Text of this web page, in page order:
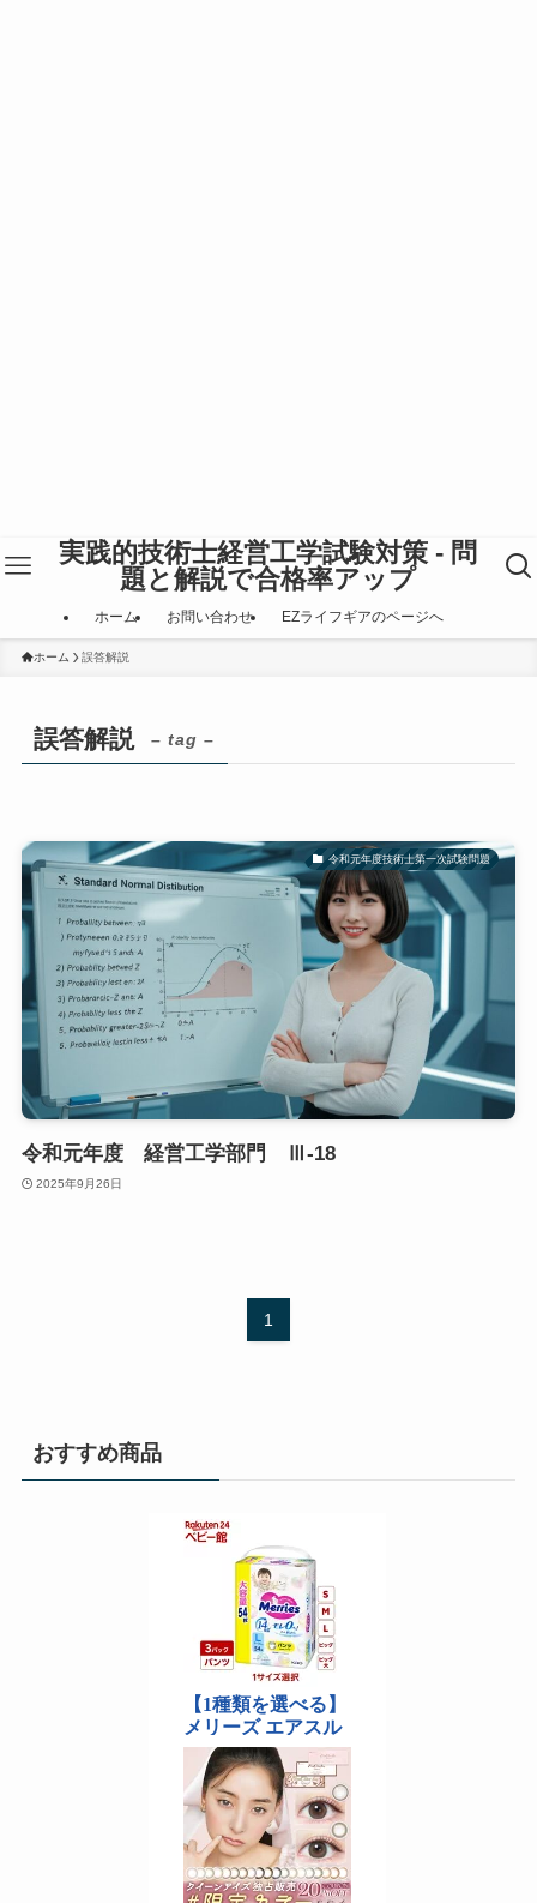
実践的技術士経営工学試験対策 - 問
題と解説で合格率アップ
ホーム お問い合わせ EZライフギアのページへ
ホーム 誤答解説
誤答解説 – tag –
令和元年度技術士第一次試験問題
令和元年度 経営工学部門 Ⅲ-18
2025年9月26日
1
おすすめ商品